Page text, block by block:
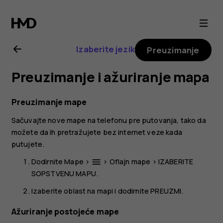
Nokia
8.1
uputstvo
za
korisnika
Izaberite jezik Preuzimanje
Preuzimanje i ažuriranje mapa
Preuzimanje mape
Sačuvajte nove mape na telefonu pre putovanja, tako da
možete da ih pretražujete bez internet veze kada
putujete.
DodirniteMape > menu > Oflajn mape > IZABERITE
SOPSTVENU MAPU.
Izaberite oblast na mapi i dodirnitePREUZMI.
Ažuriranje postojeće mape